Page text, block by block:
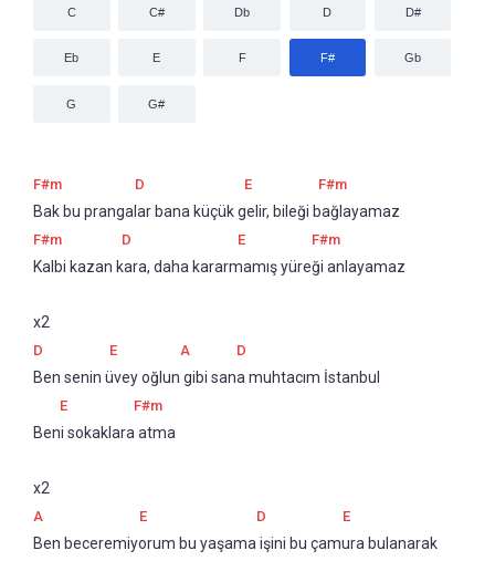
C C# Db D D#
Eb E F F# Gb
G G#
F#m D E F#m
Bak bu prangalar bana küçük gelir, bileği bağlayamaz
F#m D E F#m
Kalbi kazan kara, daha kararmamış yüreği anlayamaz
x2
D E A D
Ben senin üvey oğlun gibi sana muhtacım İstanbul
E F#m
Beni sokaklara atma
x2
A E D E
Ben beceremiyorum bu yaşama işini bu çamura bulanarak